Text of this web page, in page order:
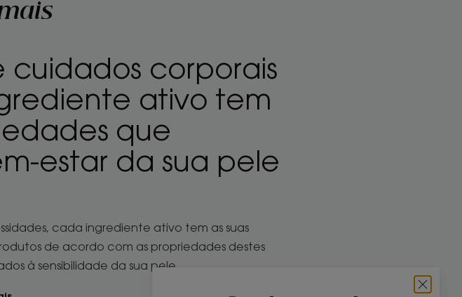
cuidados corporais
ativo tem
que
estar da sua pele
cada ingrediente ativo tem as suas
de acordo com as propriedades destes
à sensibilidade da sua pele.